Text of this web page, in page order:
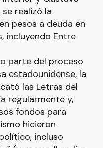
realizó la
pesos a deuda en
incluyendo Entre
parte del proceso
estadounidense, la
las Letras del
regularmente y,
fondos para
hicieron
incluso